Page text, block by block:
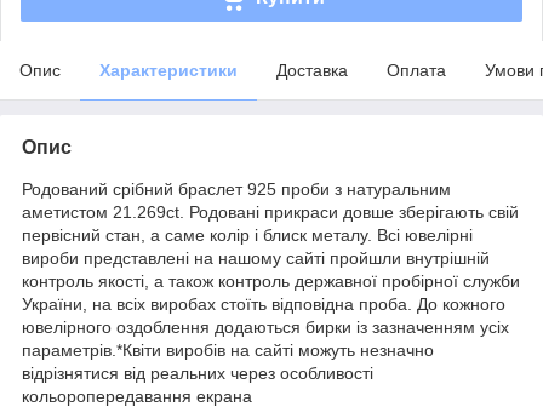
Опис Характеристики Доставка Оплата Умови
Опис
Родований срібний браслет 925 проби з натуральним
аметистом 21.269ct. Родовані прикраси довше зберігають свій
первісний стан, а саме колір і блиск металу. Всі ювелірні
вироби представлені на нашому сайті пройшли внутрішній
контроль якості, а також контроль державної пробірної служби
України, на всіх виробах стоїть відповідна проба. До кожного
ювелірного оздоблення додаються бирки із зазначенням усіх
параметрів.*Квіти виробів на сайті можуть незначно
відрізнятися від реальних через особливості
кольоропередавання екрана